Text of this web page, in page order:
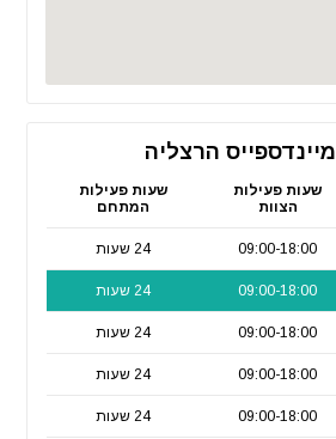
הרצליה
שעות פעילות
הצוות
שעות פעילות
המתחם
09:00-18:00 24 שעות
09:00-18:00 24 שעות
09:00-18:00 24 שעות
09:00-18:00 24 שעות
09:00-18:00 24 שעות